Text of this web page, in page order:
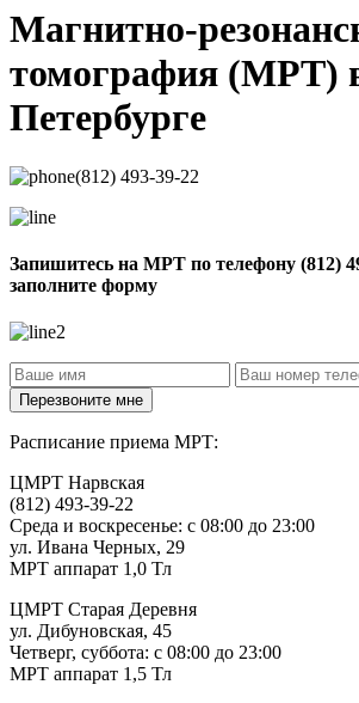
Магнитно-
томография (МРТ)
Петербурге
(812) 493-39-22
Запишитесь на МРТ по телефону (812)
заполните форму
Расписание приема МРТ:
ЦМРТ Нарвская
(812) 493-39-22
Среда и воскресенье: с 08:00 до 23:00
ул. Ивана Черных, 29
МРТ аппарат 1,0 Тл
ЦМРТ Старая Деревня
ул. Дибуновская, 45
Четверг, суббота: с 08:00 до 23:00
МРТ аппарат 1,5 Тл